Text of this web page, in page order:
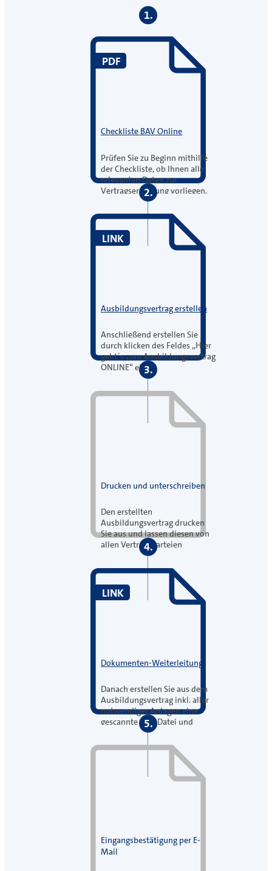
1.
PDF
Checkliste BAV Online
Prüfen Sie zu Beginn mithilfe
der Checkliste, ob Ihnen alle
relevanten Daten zur
Vertragserstellung vorliegen.
2.
LINK
Ausbildungsvertrag erstellen
Anschließend erstellen Sie
durch klicken des Feldes „Hier
geht´s zum Ausbildungsvertrag
ONLINE“ einen
Ausbildungsvertrag
3.
Drucken und unterschreiben
Den erstellten
Ausbildungsvertrag drucken
Sie aus und lassen diesen von
allen Vertragsparteien
unterschreiben (Trotz
zunehmender Digitalisierung
ist eine Unterschrift nach wie
vor gesetzliches Erfordernis).
4.
LINK
Dokumenten-Weiterleitung
Danach erstellen Sie aus dem
Ausbildungsvertrag inkl. aller
notwendiger Anlagen eine
gescannte PDF-Datei und
übermitteln diese an uns per E-
Mail.
5.
Eingangsbestätigung per E-
Mail